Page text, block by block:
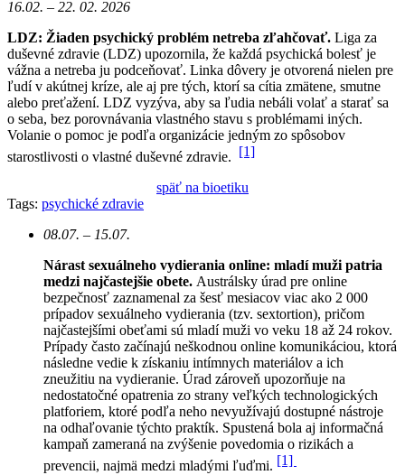
16.02. – 22. 02. 2026
LDZ: Žiaden psychický problém netreba zľahčovať. Liga za
duševné zdravie (LDZ) upozornila, že každá psychická bolesť je
vážna a netreba ju podceňovať. Linka dôvery je otvorená nielen pre
ľudí v akútnej kríze, ale aj pre tých, ktorí sa cítia zmätene, smutne
alebo preťažení. LDZ vyzýva, aby sa ľudia nebáli volať a starať sa
o seba, bez porovnávania vlastného stavu s problémami iných.
Volanie o pomoc je podľa organizácie jedným zo spôsobov
starostlivosti o vlastné duševné zdravie. [1]
späť na bioetiku
Tags: psychické zdravie
08.07. – 15.07.
Nárast sexuálneho vydierania online: mladí muži patria
medzi najčastejšie obete. Austrálsky úrad pre online
bezpečnosť zaznamenal za šesť mesiacov viac ako 2 000
prípadov sexuálneho vydierania (tzv. sextortion), pričom
najčastejšími obeťami sú mladí muži vo veku 18 až 24 rokov.
Prípady často začínajú neškodnou online komunikáciou, ktorá
následne vedie k získaniu intímnych materiálov a ich
zneužitiu na vydieranie. Úrad zároveň upozorňuje na
nedostatočné opatrenia zo strany veľkých technologických
platforiem, ktoré podľa neho nevyužívajú dostupné nástroje
na odhaľovanie týchto praktík. Spustená bola aj informačná
kampaň zameraná na zvýšenie povedomia o rizikách a
prevencii, najmä medzi mladými ľuďmi. [1]